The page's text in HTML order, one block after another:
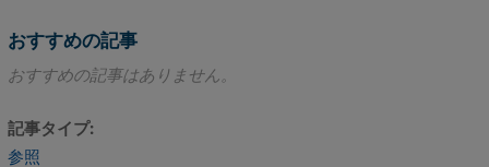
ュ
テ
ン
おすすめの記事
おすすめの記事はありません。
記事タイプ
参照